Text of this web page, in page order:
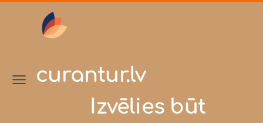
curantur.lv
Izvēlies būt